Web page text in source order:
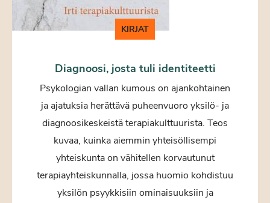
KIRJAT
Diagnoosi, josta tuli identiteetti
Psykologian vallan kumous on ajankohtainen
ja ajatuksia herättävä puheenvuoro yksilö- ja
diagnoosikeskeistä terapiakulttuurista. Teos
kuvaa, kuinka aiemmin yhteisöllisempi
yhteiskunta on vähitellen korvautunut
terapiayhteiskunnalla, jossa huomio kohdistuu
yksilön psyykkisiin ominaisuuksiin ja